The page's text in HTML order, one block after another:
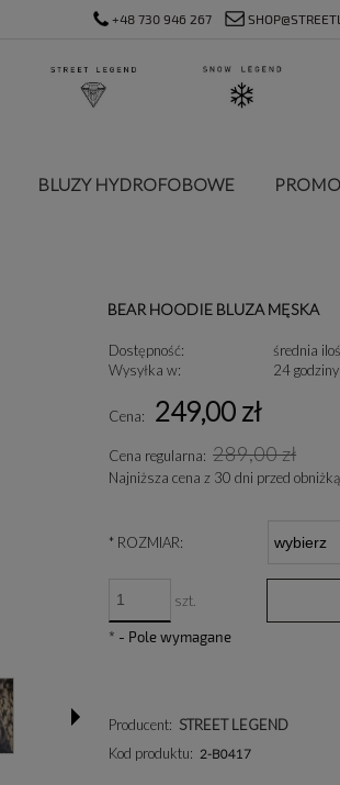
+48 730 946 267
BLUZY HYDROFOBOWE
BEAR HOODIE BLUZA MĘSKA
Dostępność:
średnia
Wysyłka w:
24 godziny
Cena: 249,00 zł
Cena regularna: 289,00 zł
Najniższa cena z 30 dni przed
* ROZMIAR:
szt.
* - Pole wymagane
Producent: STREET LEGEND
Kod produktu: 2-B0417